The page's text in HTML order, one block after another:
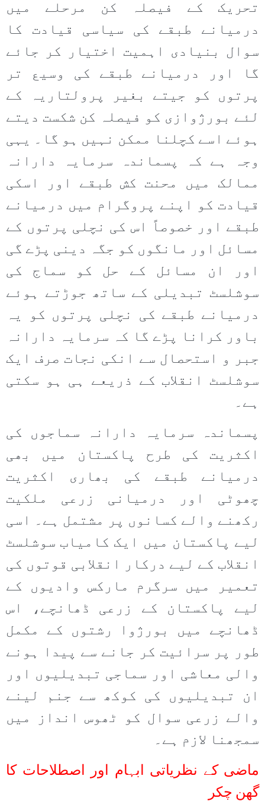
تحریک کے فیصلہ کن مرحلے میں
درمیانے طبقے کی سیاسی قیادت کا
سوال بنیادی اہمیت اختیار کر جائے
گا اور درمیانے طبقے کی وسیع تر
پرتوں کو جیتے بغیر پرولتاریہ کے
لئے بورژوازی کو فیصلہ کن شکست دیتے
ہوئے اسے کچلنا ممکن نہیں ہو گا۔ یہی
وجہ ہے کہ پسماندہ سرمایہ دارانہ
ممالک میں محنت کش طبقے اور اسکی
قیادت کو اپنے پروگرام میں درمیانے
طبقے اور خصوصاً اس کی نچلی پرتوں کے
مسائل اور مانگوں کو جگہ دینی پڑے گی
اور ان مسائل کے حل کو سماج کی
سوشلسٹ تبدیلی کے ساتھ جوڑتے ہوئے
درمیانے طبقے کی نچلی پرتوں کو یہ
باور کرانا پڑے گا کہ سرمایہ دارانہ
جبر و استحصال سے انکی نجات صرف ایک
سوشلسٹ انقلاب کے ذریعے ہی ہو سکتی
ہے۔
پسماندہ سرمایہ دارانہ سماجوں کی
اکثریت کی طرح پاکستان میں بھی
درمیانے طبقے کی بھاری اکثریت
چھوٹی اور درمیانی زرعی ملکیت
رکھنے والے کسانوں پر مشتمل ہے۔ اسی
لیے پاکستان میں ایک کامیاب سوشلسٹ
انقلاب کے لیے درکار انقلابی قوتوں کی
تعمیر میں سرگرم مارکس وادیوں کے
لیے پاکستان کے زرعی ڈھانچے، اس
ڈھانچے میں بورژوا رشتوں کے مکمل
طور پر سرائیت کر جانے سے پیدا ہونے
والی معاشی اور سماجی تبدیلیوں اور
ان تبدیلیوں کی کوکھ سے جنم لینے
والے زرعی سوال کو ٹھوس انداز میں
سمجھنا لازم ہے۔
ماضی کے نظریاتی ابہام اور اصطلاحات کا
گھن چکر